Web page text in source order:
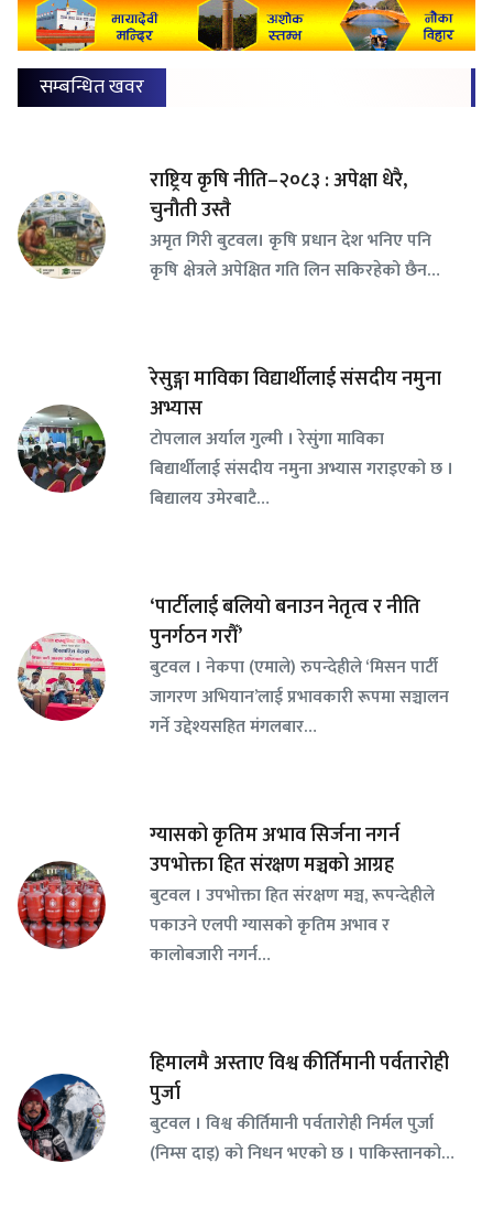
सम्बन्धित खवर
राष्ट्रिय कृषि नीति–२०८३ : अपेक्षा धेरै,
चुनौती उस्तै
अमृत गिरी बुटवल। कृषि प्रधान देश भनिए पनि
कृषि क्षेत्रले अपेक्षित गति लिन सकिरहेको छैन…
रेसुङ्गा माविका विद्यार्थीलाई संसदीय नमुना
अभ्यास
टोपलाल अर्याल गुल्मी । रेसुंगा माविका
बिद्यार्थीलाई संसदीय नमुना अभ्यास गराइएको छ ।
बिद्यालय उमेरबाटै…
‘पार्टीलाई बलियो बनाउन नेतृत्व र नीति
पुनर्गठन गरौँ’
बुटवल । नेकपा (एमाले) रुपन्देहीले ‘मिसन पार्टी
जागरण अभियान’लाई प्रभावकारी रूपमा सञ्चालन
गर्ने उद्देश्यसहित मंगलबार…
ग्यासको कृतिम अभाव सिर्जना नगर्न
उपभोक्ता हित संरक्षण मञ्चको आग्रह
बुटवल । उपभोक्ता हित संरक्षण मञ्च, रूपन्देहीले
पकाउने एलपी ग्यासको कृतिम अभाव र
कालोबजारी नगर्न…
हिमालमै अस्ताए विश्व कीर्तिमानी पर्वतारोही
पुर्जा
बुटवल । विश्व कीर्तिमानी पर्वतारोही निर्मल पुर्जा
(निम्स दाइ) को निधन भएको छ । पाकिस्तानको…